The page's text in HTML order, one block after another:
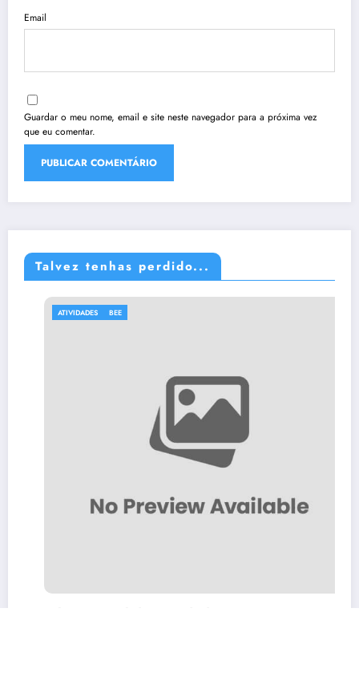
Email
Guardar o meu nome, email e site neste navegador para a próxima vez
que eu comentar.
Talvez tenhas perdido...
ATIVIDADES BEE